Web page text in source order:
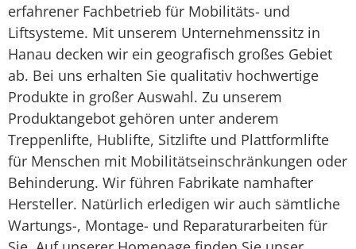
erfahrener Fachbetrieb für Mobilitäts- und
Liftsysteme. Mit unserem Unternehmenssitz in
Hanau decken wir ein geografisch großes Gebiet
ab. Bei uns erhalten Sie qualitativ hochwertige
Produkte in großer Auswahl. Zu unserem
Produktangebot gehören unter anderem
Treppenlifte, Hublifte, Sitzlifte und Plattformlifte
für Menschen mit Mobilitätseinschränkungen oder
Behinderung. Wir führen Fabrikate namhafter
Hersteller. Natürlich erledigen wir auch sämtliche
Wartungs-, Montage- und Reparaturarbeiten für